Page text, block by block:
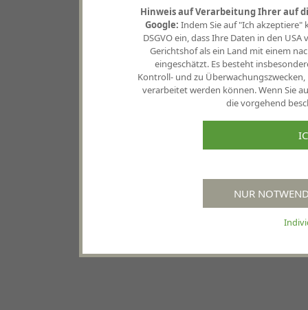
Hinweis auf Verarbeitung Ihrer auf
Google: Indem Sie auf "Ich akzeptiere"
DSGVO ein, dass Ihre Daten in den
Gerichtshof als ein Land mit einem
eingeschätzt. Es besteht
Kontroll- und zu
verarbeitet werden können. Wenn Sie
die vorgehend
NUR